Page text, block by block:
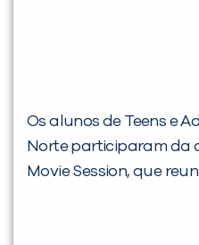
Os alunos de Teens e
Norte participaram da
Movie Session, que